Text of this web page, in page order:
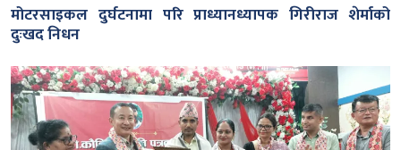
मोटरसाइकल दुर्घटनामा परि प्राध्यानध्यापक गिरीराज शेर्माको
दुःखद निधन